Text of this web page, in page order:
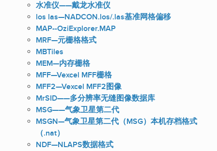
水准仪——戴龙水准仪
los las—NADCON.los/.las基准网格偏移
MAP--OziExplorer.MAP
MRF—元栅格格式
MBTiles
MEM—内存栅格
MFF—Vexcel MFF栅格
MFF2—Vexcel MFF2图像
MrSID——多分辨率无缝图像数据库
MSG——气象卫星第二代
MSGN—气象卫星第二代（MSG）本机存档格式
（.nat）
NDF—NLAPS数据格式